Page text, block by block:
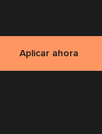
Aplicar ahora